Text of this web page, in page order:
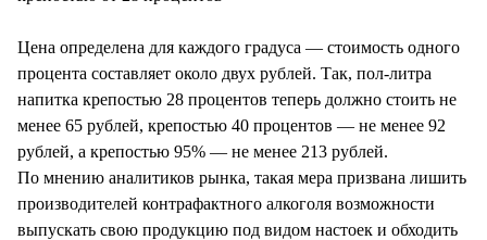
Цена определена для каждого градуса — стоимость одного
процента составляет около двух рублей. Так, пол-литра
напитка крепостью 28 процентов теперь должно стоить не
менее 65 рублей, крепостью 40 процентов — не менее 92
рублей, а крепостью 95% — не менее 213 рублей.
По мнению аналитиков рынка, такая мера призвана лишить
производителей контрафактного алкоголя возможности
выпускать свою продукцию под видом настоек и обходить